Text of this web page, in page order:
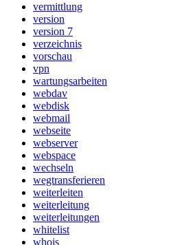
vermittlung
version
version 7
verzeichnis
vorschau
vpn
wartungsarbeiten
webdav
webdisk
webmail
webseite
webserver
webspace
wechseln
wegtransferieren
weiterleiten
weiterleitung
weiterleitungen
whitelist
whois